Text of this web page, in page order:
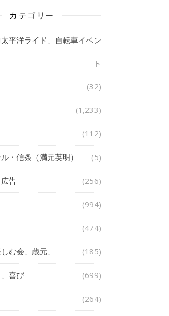
カテゴリー
平洋ライド、自転車イベン
ト
(32)
(1,233)
(112)
・信条（満元英明） (5)
告 (256)
(994)
(474)
む会、蔵元、 (185)
喜び (699)
(264)